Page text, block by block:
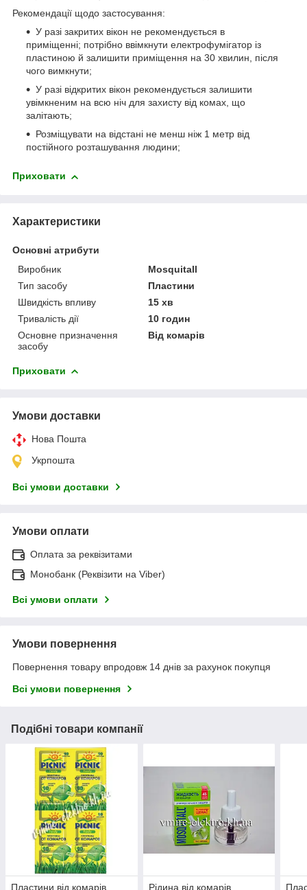
Рекомендації щодо застосування:
У разі закритих вікон не рекомендується в
приміщенні; потрібно ввімкнути електрофумігатор із
пластиною й залишити приміщення на 30 хвилин, після
чого вимкнути;
У разі відкритих вікон рекомендується залишити
увімкненим на всю ніч для захисту від комах, що
залітають;
Розміщувати на відстані не менш ніж 1 метр від
постійного розташування людини;
Приховати
Характеристики
Основні атрибути
Виробник
Mosquitall
Тип засобу
Пластини
Швидкість впливу
15 хв
Тривалість дії
10 годин
Основне призначення
засобу
Від комарів
Приховати
Умови доставки
Нова Пошта
Укрпошта
Всі умови доставки
Умови оплати
Оплата за реквізитами
Монобанк (Реквізити на Viber)
Всі умови оплати
Умови повернення
Повернення товару впродовж 14 днів за рахунок покупця
Всі умови повернення
Подібні товари компанії
Пластини від комарів
Рідина від комарів